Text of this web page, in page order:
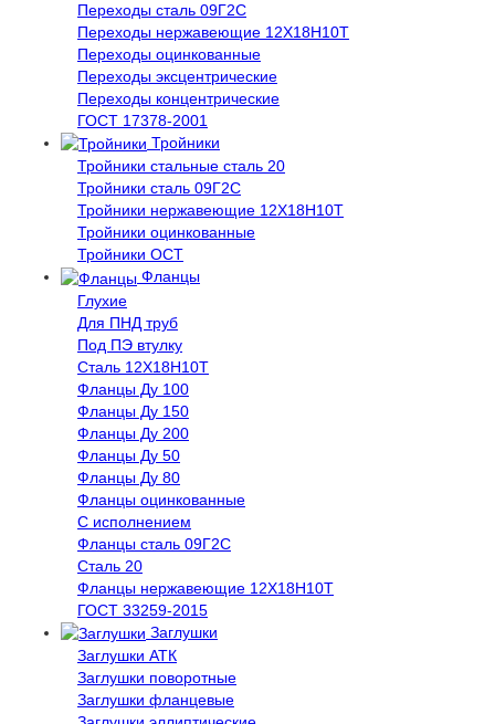
Переходы сталь 09Г2С
Переходы нержавеющие 12Х18Н10Т
Переходы оцинкованные
Переходы эксцентрические
Переходы концентрические
ГОСТ 17378-2001
Тройники
Тройники стальные сталь 20
Тройники сталь 09Г2С
Тройники нержавеющие 12Х18Н10Т
Тройники оцинкованные
Тройники ОСТ
Фланцы
Глухие
Для ПНД труб
Под ПЭ втулку
Сталь 12Х18Н10Т
Фланцы Ду 100
Фланцы Ду 150
Фланцы Ду 200
Фланцы Ду 50
Фланцы Ду 80
Фланцы оцинкованные
С исполнением
Фланцы сталь 09Г2С
Сталь 20
Фланцы нержавеющие 12Х18Н10Т
ГОСТ 33259-2015
Заглушки
Заглушки АТК
Заглушки поворотные
Заглушки фланцевые